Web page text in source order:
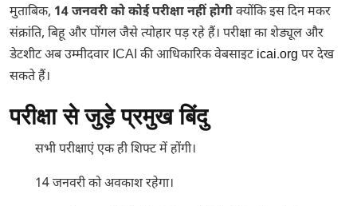
मुताबिक, 14 जनवरी को कोई परीक्षा नहीं होगीक्योंकि इस दिन मकर
संक्रांति, बिहू और पोंगल जैसे त्योहार पड़ रहे हैं। परीक्षा का शेड्यूल और
डेटशीट अब उम्मीदवार ICAI की आधिकारिक वेबसाइटicai.org पर देख
सकते हैं।
परीक्षा से जुड़े प्रमुख बिंदु
सभी परीक्षाएं एक ही शिफ्ट में होंगी।
14 जनवरी को अवकाश रहेगा।